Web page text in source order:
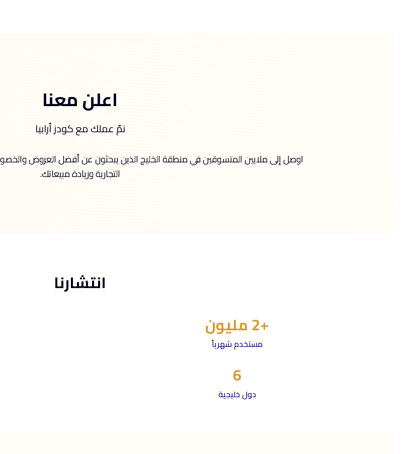
اعلن معنا
نمّ عملك مع كودز أرابيا
اوصل إلى ملايين المتسوقين في منطقة الخليج الذين يبحثون عن أفضل العروض
التجارية وزيادة مبيعاتك.
انتشارنا
+2 مليون
مستخدم شهرياً
6
دول خليجية